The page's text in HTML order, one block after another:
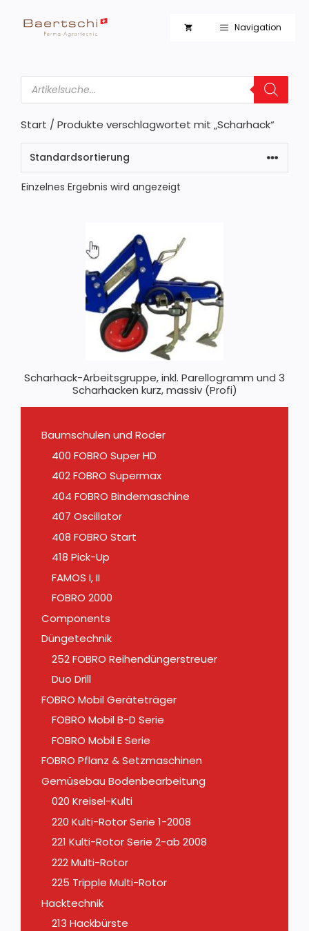
Inhalt
Navigation
Products
search
Start / Produkte verschlagwortet mit „Scharhack“
Einzelnes Ergebnis wird angezeigt
Scharhack-Arbeitsgruppe, inkl. Parellogramm und 3
Scharhacken kurz, massiv (Profi)
Baumschulen und Roder
400 FOBRO Super HD
402 FOBRO Supermax
404 FOBRO Bindemaschine
407 Oscillator
408 FOBRO Start
418 Pick-Up
FAMOS I, II
FOBRO 2000
Components
Düngetechnik
252 FOBRO Reihendüngerstreuer
Duo Drill
FOBRO Mobil Geräteträger
FOBRO Mobil B-D Serie
FOBRO Mobil E Serie
FOBRO Pflanz & Setzmaschinen
Gemüsebau Bodenbearbeitung
020 Kreisel-Kulti
220 Kulti-Rotor Serie 1-2008
221 Kulti-Rotor Serie 2-ab 2008
222 Multi-Rotor
225 Tripple Multi-Rotor
Hacktechnik
213 Hackbürste